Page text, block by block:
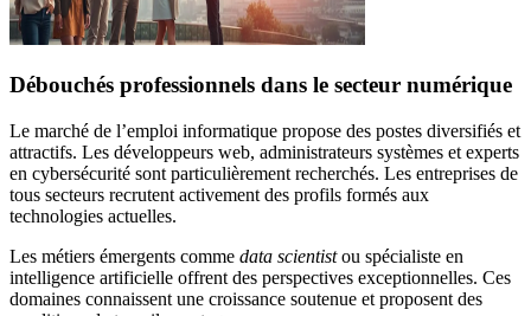
Débouchés professionnels dans le secteur numérique
Le marché de l’emploi informatique propose des postes diversifiés et
attractifs. Les développeurs web, administrateurs systèmes et experts
en cybersécurité sont particulièrement recherchés. Les entreprises de
tous secteurs recrutent activement des profils formés aux
technologies actuelles.
Les métiers émergents comme data scientistou spécialiste en
intelligence artificielle offrent des perspectives exceptionnelles. Ces
domaines connaissent une croissance soutenue et proposent des